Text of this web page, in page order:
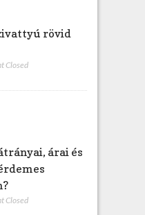
rövid
Closed
árai és
Closed